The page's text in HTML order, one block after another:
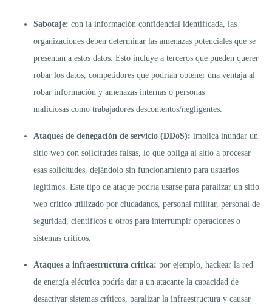
Sabotaje: con la información confidencial identificada, las
organizaciones deben determinar las amenazas potenciales que se
presentan a estos datos. Esto incluye a terceros que pueden querer
robar los datos, competidores que podrían obtener una ventaja al
robar información y amenazas internas o personas
maliciosas como trabajadores descontentos/negligentes.
Ataques de denegación de servicio (DDoS): implica inundar un
sitio web con solicitudes falsas, lo que obliga al sitio a procesar
esas solicitudes, dejándolo sin funcionamiento para usuarios
legítimos. Este tipo de ataque podría usarse para paralizar un sitio
web crítico utilizado por ciudadanos, personal militar, personal de
seguridad, científicos u otros para interrumpir operaciones o
sistemas críticos.
Ataques a infraestructura crítica: por ejemplo, hackear la red
de energía eléctrica podría dar a un atacante la capacidad de
desactivar sistemas críticos, paralizar la infraestructura y causar